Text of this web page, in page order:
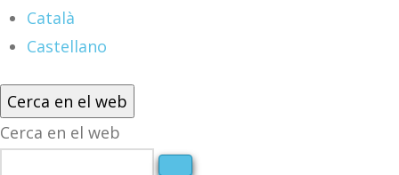
Català
Castellano
Cerca en el web
Cerca en el web